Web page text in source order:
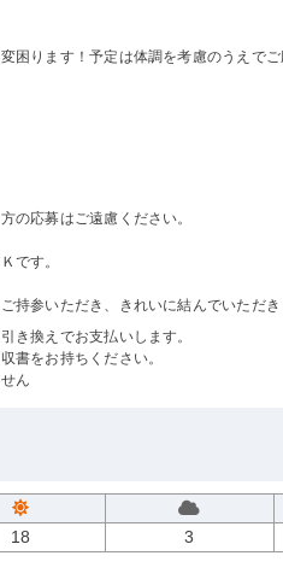
困ります！予定は体調を考慮のうえで
の応募はご遠慮ください。
です。
持参いただき、きれいに結んでいただ
き換えでお支払いします。
書をお持ちください。
ん
18 3